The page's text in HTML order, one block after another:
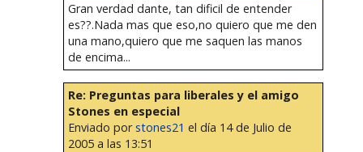
Gran verdad dante, tan dificil de entender
es??.Nada mas que eso,no quiero que me den
una mano,quiero que me saquen las manos
de encima...
Re: Preguntas para liberales y el amigo
Stones en especial
Enviado porstones21 el día 14 de Julio de
2005 a las 13:51